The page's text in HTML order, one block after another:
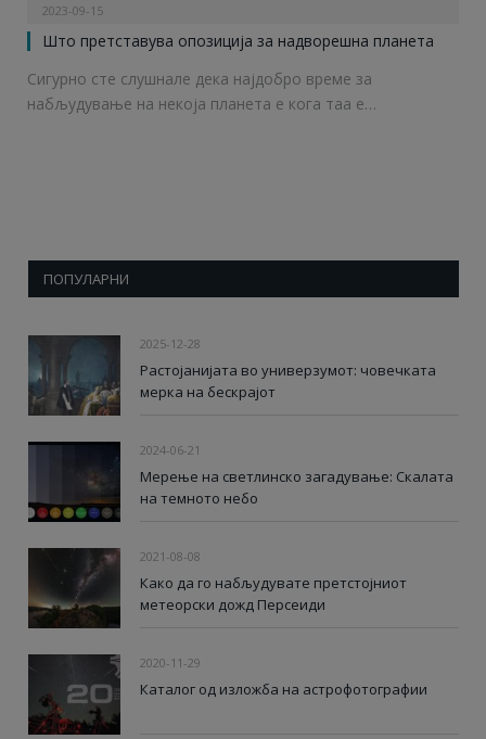
2023-09-15
Што претставува опозиција за надворешна планета
Сигурно сте слушнале дека најдобро време за
набљудување на некоја планета е кога таа е…
ПОПУЛАРНИ
2025-12-28
Растојанијата во универзумот: човечката
мерка на бескрајот
2024-06-21
Мерење на светлинско загадување: Скалата
на темното небо
2021-08-08
Како да го набљудувате претстојниот
метеорски дожд Персеиди
2020-11-29
Каталог од изложба на астрофотографии